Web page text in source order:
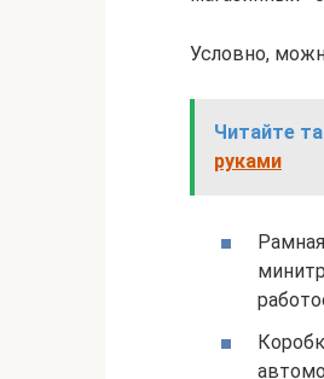
Условно,
Читайте
руками